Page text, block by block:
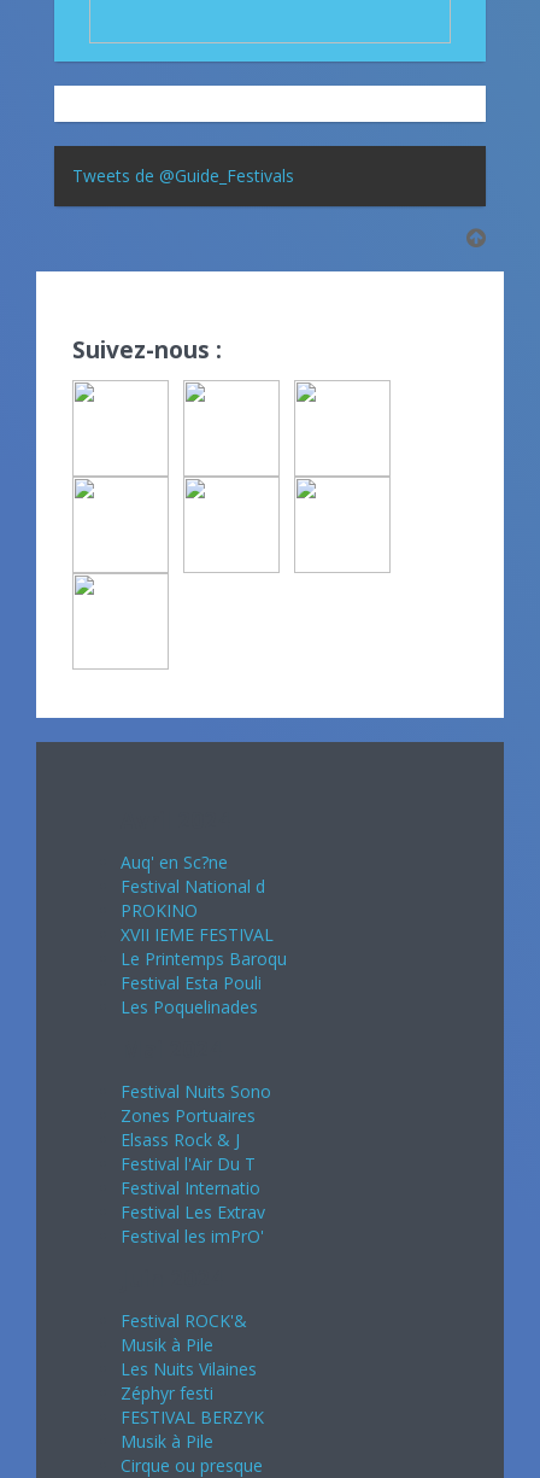
Tweets de @Guide_Festivals
Suivez-nous :
Auq' en Sc?ne
Festival National d
PROKINO
XVII IEME FESTIVAL
Le Printemps Baroqu
Festival Esta Pouli
Les Poquelinades
Festival Nuits Sono
Zones Portuaires
Elsass Rock & J
Festival l'Air Du T
Festival Internatio
Festival Les Extrav
Festival les imPrO'
Festival ROCK'&
Musik à Pile
Les Nuits Vilaines
Zéphyr festi
FESTIVAL BERZYK
Musik à Pile
Cirque ou presque